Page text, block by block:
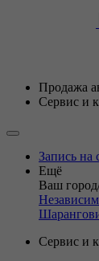
Продажа
Сервис и
Запись на
Ещё
Ваш
Сервис и